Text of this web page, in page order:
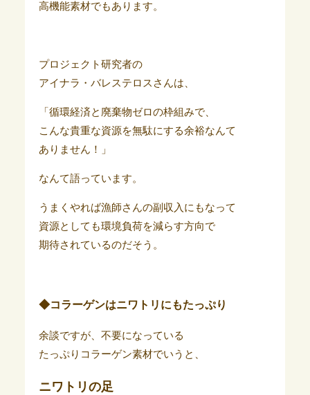
高機能素材でもあります。
プロジェクト研究者の
アイナラ・バレステロスさんは、
「循環経済と廃棄物ゼロの枠組みで、
こんな貴重な資源を無駄にする余裕なんて
ありません！」
なんて語っています。
うまくやれば漁師さんの副収入にもなって
資源としても環境負荷を減らす方向で
期待されているのだそう。
◆コラーゲンはニワトリにもたっぷり
余談ですが、不要になっている
たっぷりコラーゲン素材でいうと、
ニワトリの足